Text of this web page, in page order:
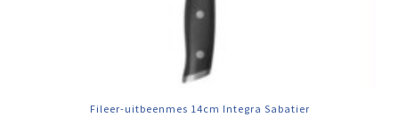
Fileer-uitbeenmes 14cm Integra Sabatier